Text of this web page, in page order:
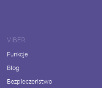
VIBER
Funkcje
Blog
Bezpieczeństwo